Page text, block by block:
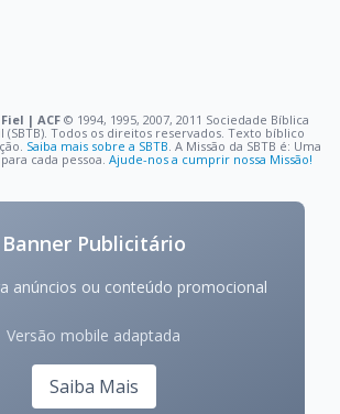
| ACF©️ 1994, 1995, 2007, 2011 Sociedade Bíblica
(SBTB). Todos os direitos reservados. Texto bíblico
Saiba mais sobre a SBTB. A Missão da SBTB é: Uma
cada pessoa. Ajude-nos a cumprir nossa Missão!
Banner Publicitário
anúncios ou conteúdo promocional
Versão mobile adaptada
Saiba Mais